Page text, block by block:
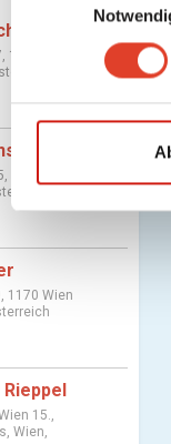
l
g
g
s
s
w
1180 Wien
Bewertung
1170 Wien
1170 Wien
15.,
Wien,